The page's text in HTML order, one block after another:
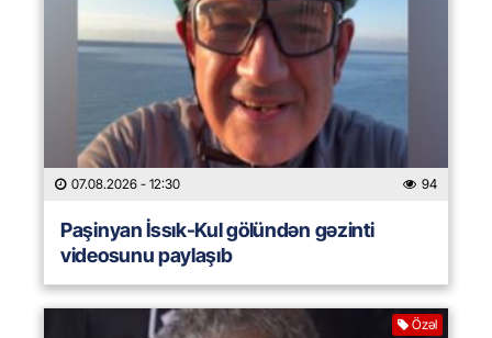
07.08.2026 - 12:30 94
Paşinyan İssık-Kul gölündən gəzinti
videosunu paylaşıb
Özəl